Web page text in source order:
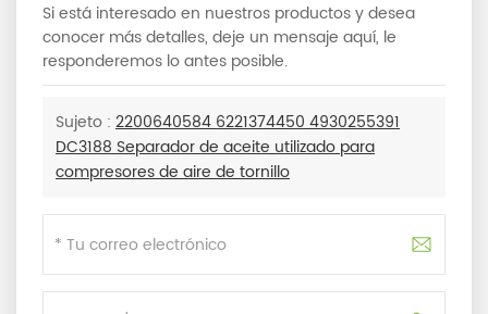
Si está interesado en nuestros productos y desea
conocer más detalles, deje un mensaje aquí, le
responderemos lo antes posible.
Sujeto : 2200640584 6221374450 4930255391
DC3188 Separador de aceite utilizado para
compresores de aire de tornillo